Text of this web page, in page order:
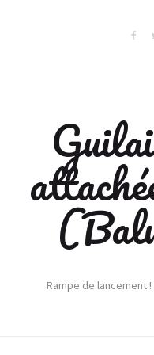
Rampe de lancement